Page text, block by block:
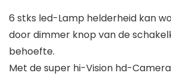
6 stks led-Lamp helderheid kan
door dimmer knop van de
behoefte.
Met de super hi-Vision hd-